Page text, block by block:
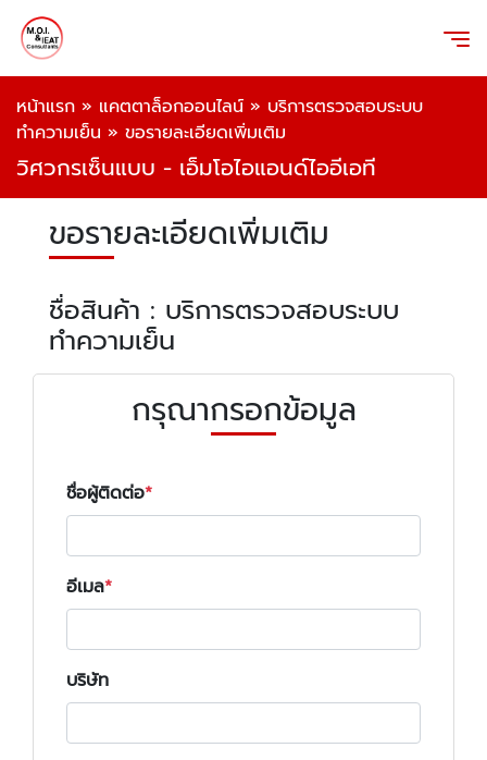
หน้าแรก » แคตตาล็อกออนไลน์ » บริการตรวจสอบระบบ
ทำความเย็น » ขอรายละเอียดเพิ่มเติม
วิศวกรเซ็นแบบ - เอ็มโอไอแอนด์ไออีเอที
ขอรายละเอียดเพิ่มเติม
ชื่อสินค้า : บริการตรวจสอบระบบ
ทำความเย็น
กรุณากรอกข้อมูล
ชื่อผู้ติดต่อ
อีเมล
บริษัท